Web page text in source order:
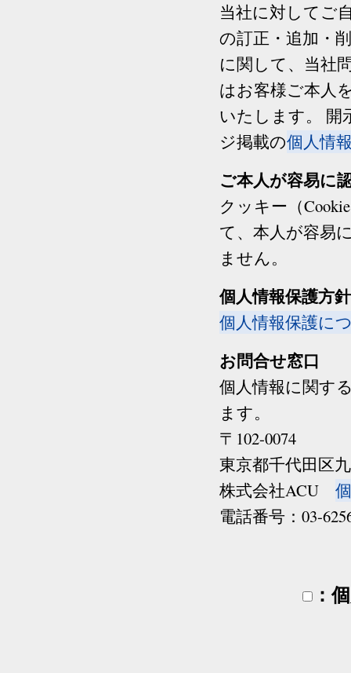
当社に対してご
の訂正・追加・
に関して、当社
はお客様ご本人
いたします。 開
ジ掲載の個人情
ご本人が容易に
クッキー（
て、本人が容易
ません。
個人情報保護方針
個人情報保護に
お問合せ窓口
個人情報に関す
ます。
〒102-0074
東京都千代田区
株式会社ACU
電話番号：03-
：